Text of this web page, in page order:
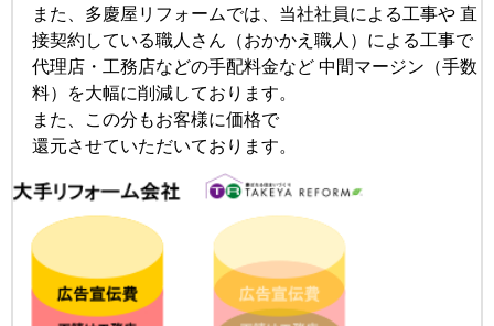
また、多慶屋リフォームでは、当社社員による工事や 直
接契約している職人さん（おかかえ職人）による工事で
代理店・工務店などの手配料金など 中間マージン（手数
料）を大幅に削減しております。
また、この分もお客様に価格で
還元させていただいております。